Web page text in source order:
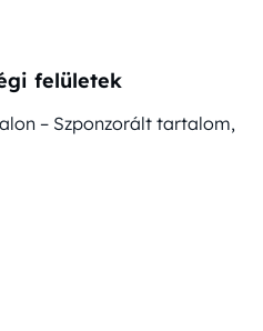
felületek
– Szponzorált tartalom,